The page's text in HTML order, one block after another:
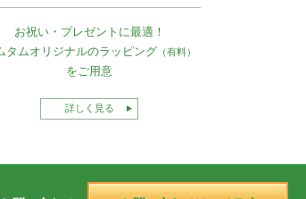
お祝い・プレゼントに最適！
タムオリジナルのラッピング（有料）
をご用意
詳しく見る